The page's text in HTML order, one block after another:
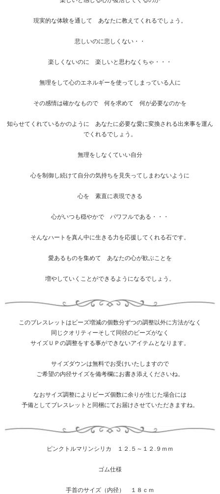
現実的な体験を通して あなたに教えてくれるでしょう。
悲しいのに悲しくない・・
楽しくないのに 楽しいと思わなくちゃ・・・
無理をして心のエネルギーを使ってしまっている人に
その感情は確かなもので 何を求めて 何が必要なのかを
知らせてくれているかのように あなたに必要な愛に変換される出来事を運ん
でくれるでしょう。
無理をしなくていい自分
心を制御し続けて自分の気持ちを見失ってしまわないように
心を 素直に表現できる
心がいつも穏やかで パワフルである・・・
そんなハートを真ん中に生きる力を応援してくれる石です。
愛あるものを集めて あなたの心が歓ぶことを
増やしていくことができるようになるでしょう。
このブレスレットはビーズ増減の個数分ずつの調整以外に方法がなく
同じクオリティーそして同径のビーズがなく
サイズＵＰの調整をする事ができないアイテムとなります。
サイズダウンは無料でお受けいたしますので
ご希望の内径サイズを備考欄にお書き添えくださいね。
なおサイズ調整によりビーズ個数に余りが生じた場合には
予備としてブレスレットと同梱にてお届けさせていただきますね。
ピンクトルマリンシリカ １２.５～１２.９ｍｍ
ゴム仕様
手首のサイズ（内径） １８ｃｍ